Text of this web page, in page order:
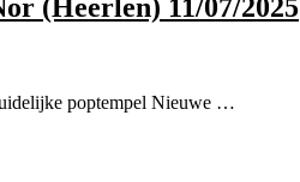
(Heerlen) 11/07/2025
poptempel Nieuwe …